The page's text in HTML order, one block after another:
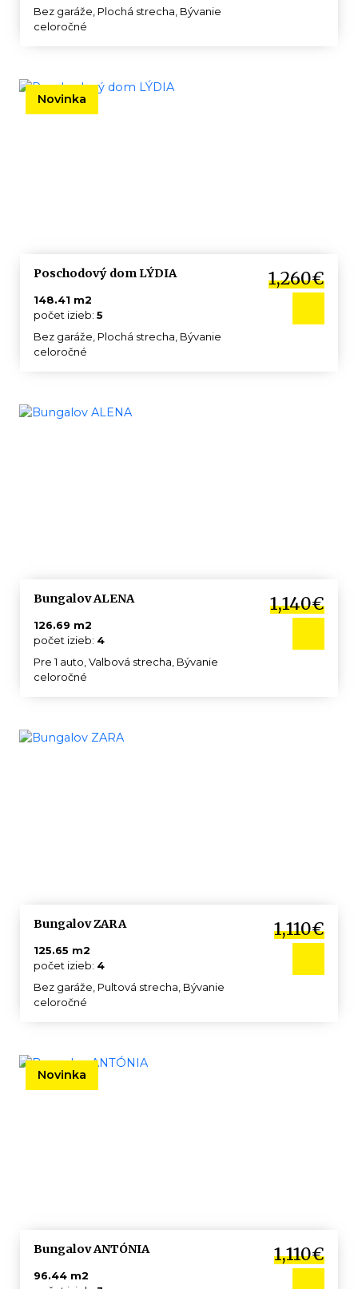
Bez garáže, Plochá strecha, Bývanie
celoročné
Novinka
Poschodový dom LÝDIA 1,260€
148.41 m2
počet izieb: 5
Bez garáže, Plochá strecha, Bývanie
celoročné
Bungalov ALENA 1,140€
126.69 m2
počet izieb: 4
Pre 1 auto, Valbová strecha, Bývanie
celoročné
Bungalov ZARA 1,110€
125.65 m2
počet izieb: 4
Bez garáže, Pultová strecha, Bývanie
celoročné
Novinka
Bungalov ANTÓNIA 1,110€
96.44 m2